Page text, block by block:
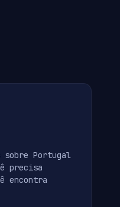
sobre Portugal
precisa
encontra